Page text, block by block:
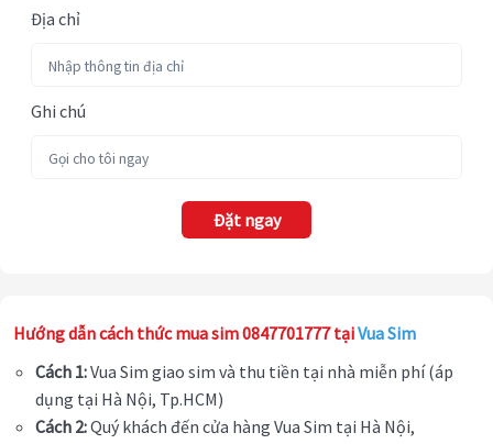
Địa chỉ
Ghi chú
Đặt ngay
Hướng dẫn cách thức mua sim 0847701777 tạiVua Sim
Cách 1:Vua Sim giao sim và thu tiền tại nhà miễn phí (áp
dụng tại Hà Nội, Tp.HCM)
Cách 2:Quý khách đến cửa hàng Vua Sim tại Hà Nội,